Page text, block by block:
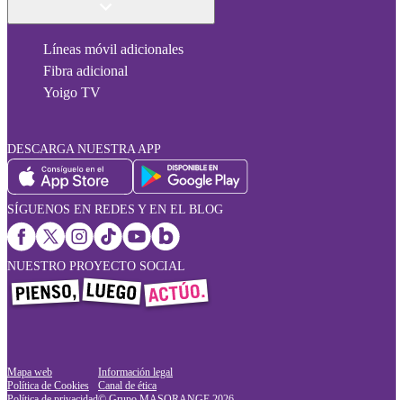
Líneas móvil adicionales
Fibra adicional
Yoigo TV
DESCARGA NUESTRA APP
SÍGUENOS EN REDES Y EN EL BLOG
NUESTRO PROYECTO SOCIAL
Mapa web
Política de Cookies
Información legal
Canal de ética